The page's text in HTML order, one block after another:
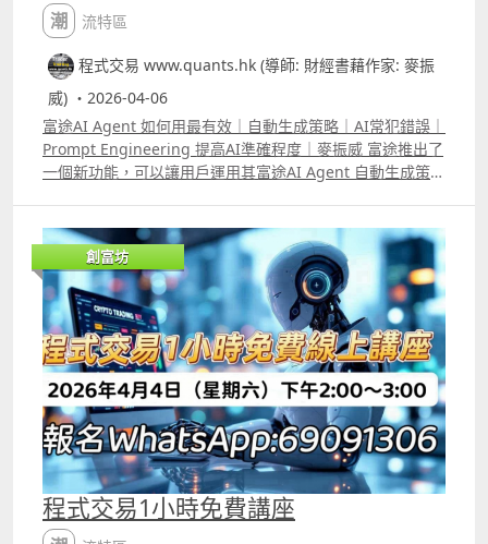
潮流特區
程式交易 www.quants.hk (導師: 財經書藉作家: 麥振
威) ・2026-04-06
富途AI Agent 如何用最有效｜自動生成策略｜AI常犯錯誤｜
Prompt Engineering 提高AI準確程度｜麥振威 富途推出了
一個新功能，可以讓用戶運用其富途AI Agent 自動生成策
AI」，用自然語言即是人話就可以叫它生成策略，生成後的
策略像過去大家用「卡片」的方式一樣顯示出來，每張卡片
可以自行再改coding。 AI生成的策略向來會有Pseudocode
偽代碼，意思是看起來像程式，但其實不能直接運行的東
西。若果你用Prompt Engineering的方法下指令，可以令
模型生成的策略準確度提高，但若懂富途量化交易平台的
python語法就能自行檢查AI生成的各種錯誤，之後我們會陸
續再有片教大家速成學懂富途的python語法。 YouTube留
言區中已有在片中提及更有效向AI下指令的標準範例。
創富坊
程式交易1小時免費講座